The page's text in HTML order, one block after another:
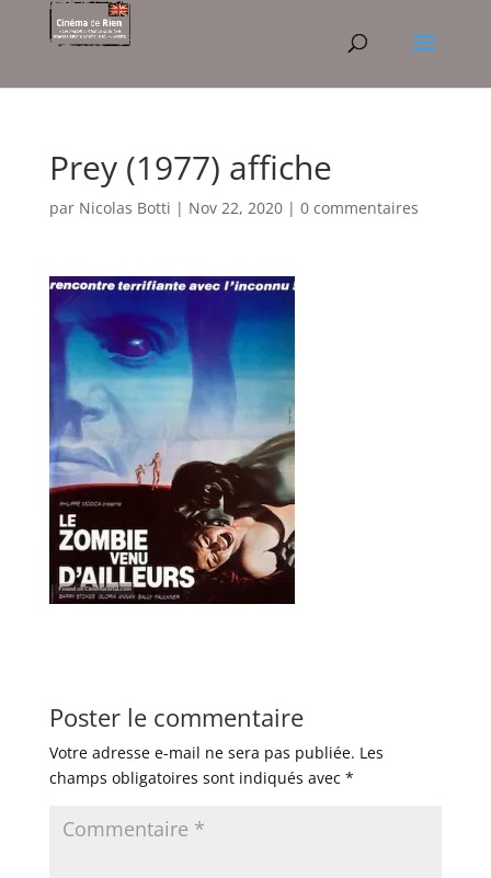
Prey (1977) affiche
par Nicolas Botti | Nov 22, 2020| 0 commentaires
Poster le commentaire
Votre adresse e-mail ne sera pas publiée. Les
champs obligatoires sont indiqués avec *